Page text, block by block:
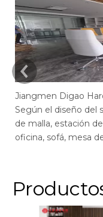
Según el diseño del
de malla, estación
oficina, sofá, mesa
recepción.